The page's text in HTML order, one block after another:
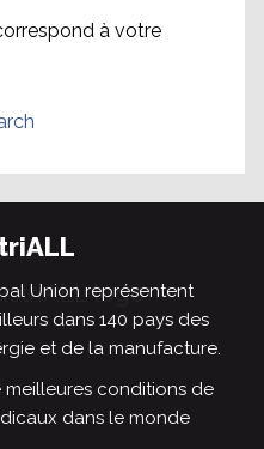
à votre
Union représentent
dans 140 pays des
et de la manufacture.
conditions de
dans le monde